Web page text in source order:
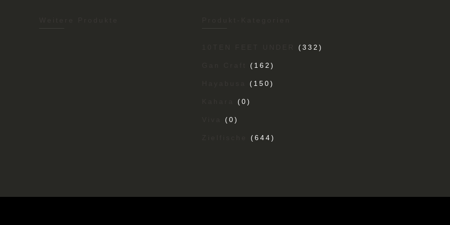
(332)
(162)
(150)
(0)
(0)
(644)